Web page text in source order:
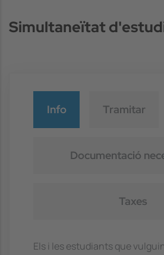
Simultaneïtat
Info Tramitar
Documentació
Taxes
Els i les estudiants que